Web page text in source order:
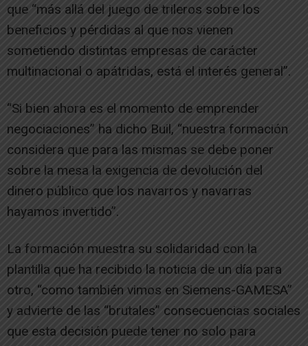
que “más allá del juego de trileros sobre los
beneficios y pérdidas al que nos vienen
sometiendo distintas empresas de carácter
multinacional o apátridas, está el interés general”.
“Si bien ahora es el momento de emprender
negociaciones” ha dicho Buil, “nuestra formación
considera que para las mismas se debe poner
sobre la mesa la exigencia de devolución del
dinero público que los navarros y navarras
hayamos invertido”.
La formación muestra su solidaridad con la
plantilla que ha recibido la noticia de un día para
otro, “como también vimos en Siemens-GAMESA”
y advierte de las “brutales” consecuencias sociales
que esta decisión puede tener no solo para